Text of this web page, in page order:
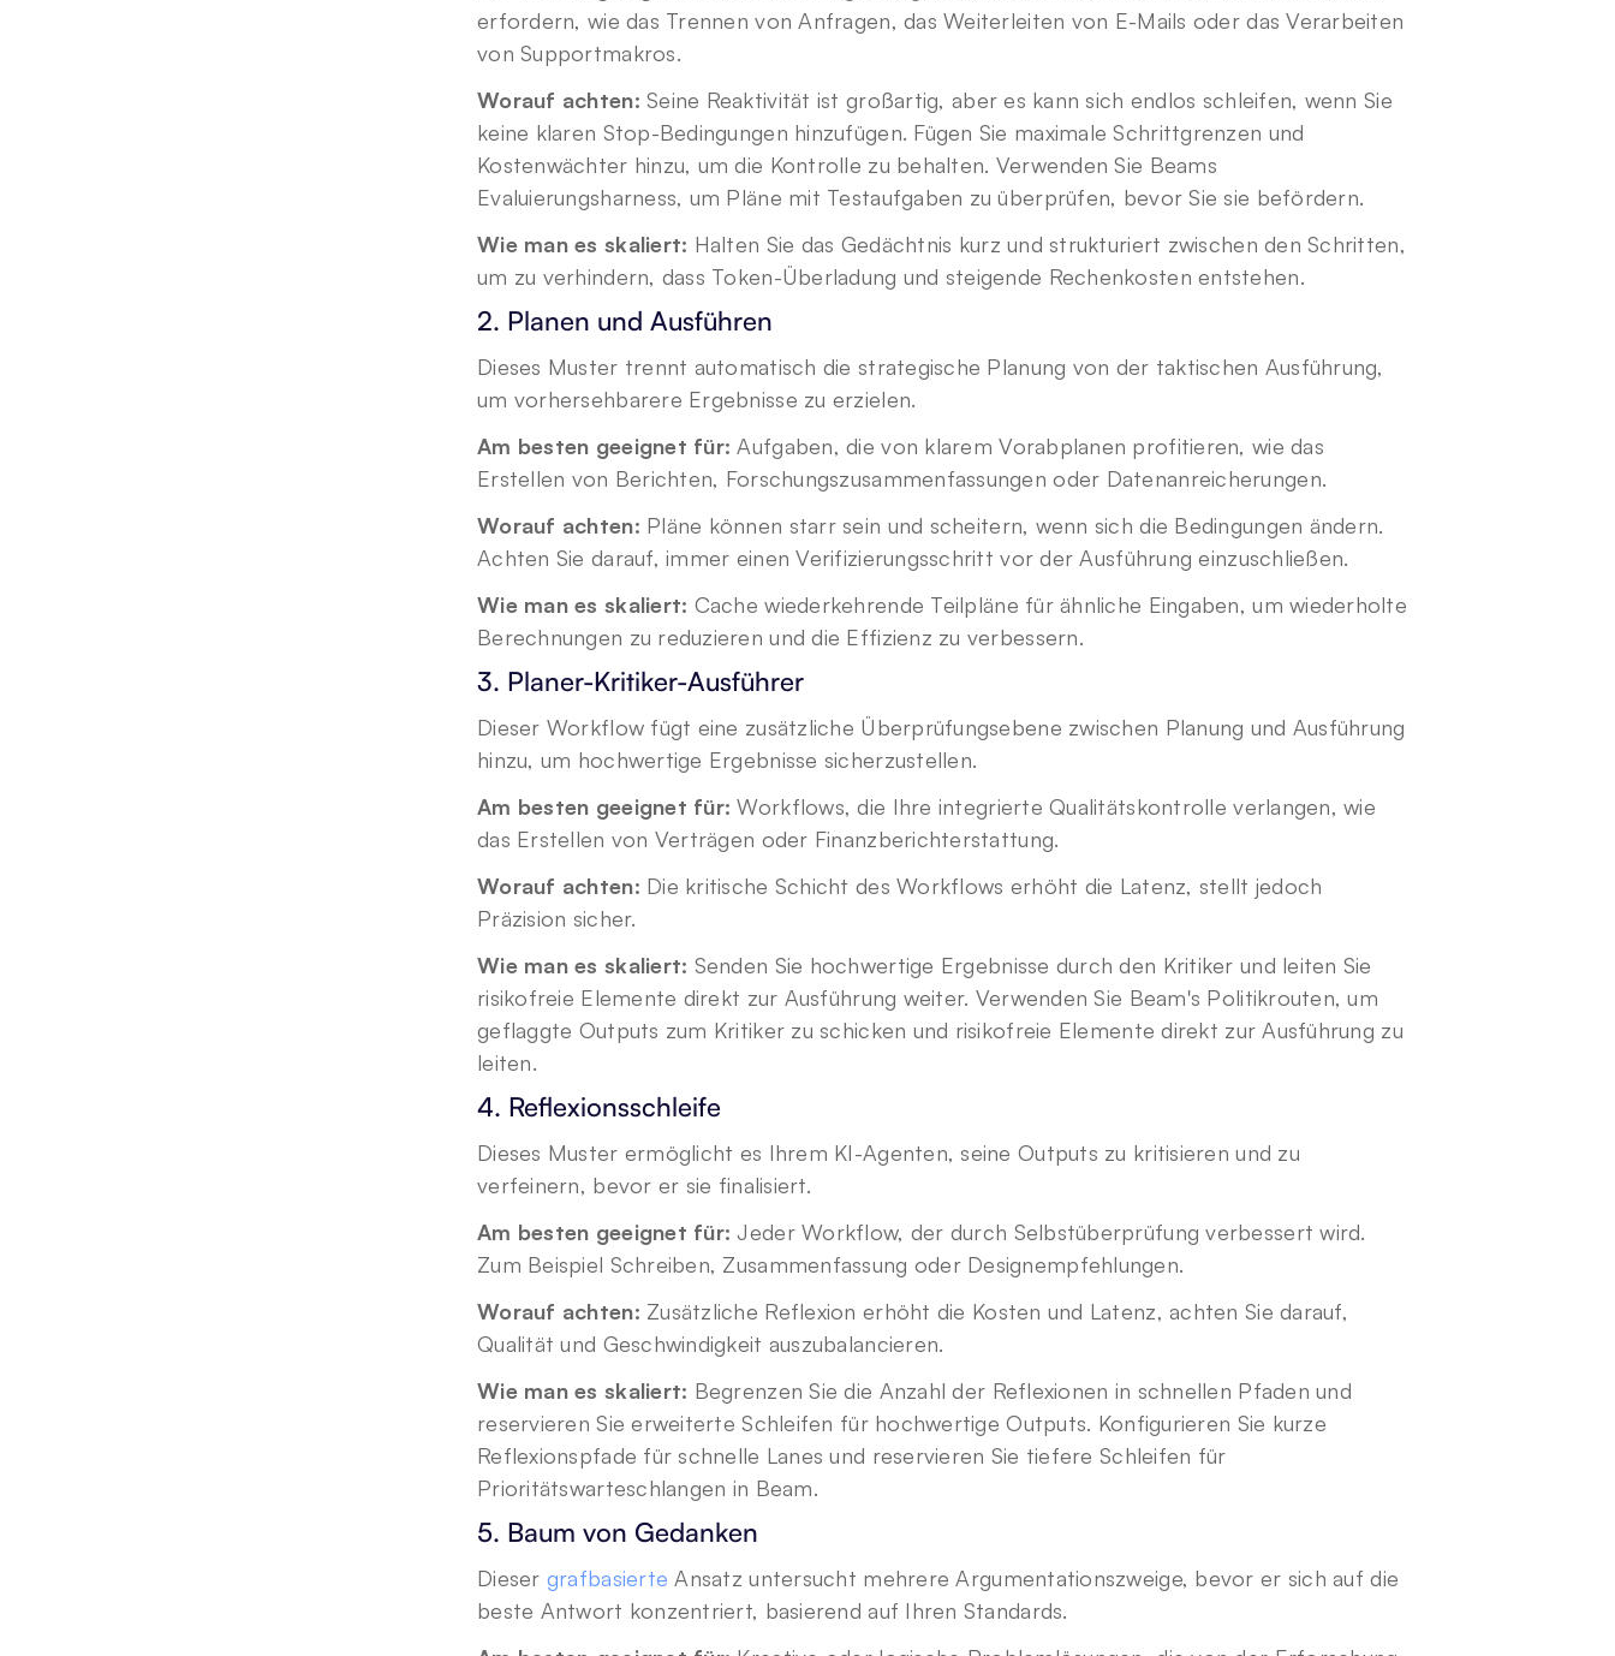
erfordern, wie das Trennen von Anfragen, das Weiterleiten von E-Mails oder das Verarbeiten
von Supportmakros.
Worauf achten: Seine Reaktivität ist großartig, aber es kann sich endlos schleifen, wenn Sie
keine klaren Stop-Bedingungen hinzufügen. Fügen Sie maximale Schrittgrenzen und
Kostenwächter hinzu, um die Kontrolle zu behalten. Verwenden Sie Beams
Evaluierungsharness, um Pläne mit Testaufgaben zu überprüfen, bevor Sie sie befördern.
Wie man es skaliert: Halten Sie das Gedächtnis kurz und strukturiert zwischen den Schritten,
um zu verhindern, dass Token-Überladung und steigende Rechenkosten entstehen.
2. Planen und Ausführen
Dieses Muster trennt automatisch die strategische Planung von der taktischen Ausführung,
um vorhersehbarere Ergebnisse zu erzielen.
Am besten geeignet für: Aufgaben, die von klarem Vorabplanen profitieren, wie das
Erstellen von Berichten, Forschungszusammenfassungen oder Datenanreicherungen.
Worauf achten: Pläne können starr sein und scheitern, wenn sich die Bedingungen ändern.
Achten Sie darauf, immer einen Verifizierungsschritt vor der Ausführung einzuschließen.
Wie man es skaliert: Cache wiederkehrende Teilpläne für ähnliche Eingaben, um wiederholte
Berechnungen zu reduzieren und die Effizienz zu verbessern.
3. Planer-Kritiker-Ausführer
Dieser Workflow fügt eine zusätzliche Überprüfungsebene zwischen Planung und Ausführung
hinzu, um hochwertige Ergebnisse sicherzustellen.
Am besten geeignet für: Workflows, die Ihre integrierte Qualitätskontrolle verlangen, wie
das Erstellen von Verträgen oder Finanzberichterstattung.
Worauf achten: Die kritische Schicht des Workflows erhöht die Latenz, stellt jedoch
Präzision sicher.
Wie man es skaliert: Senden Sie hochwertige Ergebnisse durch den Kritiker und leiten Sie
risikofreie Elemente direkt zur Ausführung weiter. Verwenden Sie Beam's Politikrouten, um
geflaggte Outputs zum Kritiker zu schicken und risikofreie Elemente direkt zur Ausführung zu
leiten.
4. Reflexionsschleife
Dieses Muster ermöglicht es Ihrem KI-Agenten, seine Outputs zu kritisieren und zu
verfeinern, bevor er sie finalisiert.
Am besten geeignet für: Jeder Workflow, der durch Selbstüberprüfung verbessert wird.
Zum Beispiel Schreiben, Zusammenfassung oder Designempfehlungen.
Worauf achten: Zusätzliche Reflexion erhöht die Kosten und Latenz, achten Sie darauf,
Qualität und Geschwindigkeit auszubalancieren.
Wie man es skaliert: Begrenzen Sie die Anzahl der Reflexionen in schnellen Pfaden und
reservieren Sie erweiterte Schleifen für hochwertige Outputs. Konfigurieren Sie kurze
Reflexionspfade für schnelle Lanes und reservieren Sie tiefere Schleifen für
Prioritätswarteschlangen in Beam.
5. Baum von Gedanken
Dieser grafbasierte Ansatz untersucht mehrere Argumentationszweige, bevor er sich auf die
beste Antwort konzentriert, basierend auf Ihren Standards.